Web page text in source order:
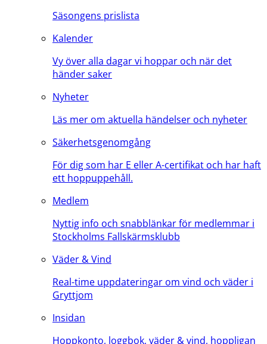
Säsongens prislista
Kalender
Vy över alla dagar vi hoppar och när det
händer saker
Nyheter
Läs mer om aktuella händelser och nyheter
Säkerhetsgenomgång
För dig som har E eller A-certifikat och har haft
ett hoppuppehåll.
Medlem
Nyttig info och snabblänkar för medlemmar i
Stockholms Fallskärmsklubb
Väder & Vind
Real-time uppdateringar om vind och väder i
Gryttjom
Insidan
Hoppkonto, loggbok, väder & vind, hoppligan